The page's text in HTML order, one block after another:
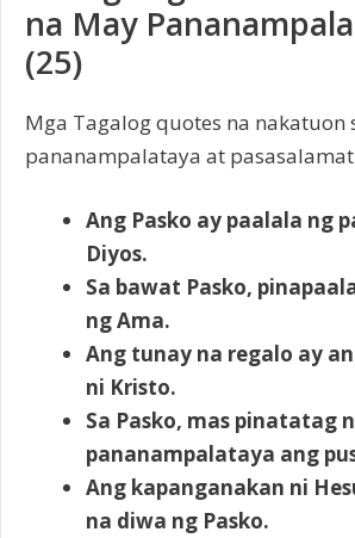
na May
(25)
Mga Tagalog quotes na nakatuon
pananampalataya at pasasalamat
Ang Pasko ay paalala ng
Diyos.
Sa bawat Pasko,
ng Ama.
Ang tunay na regalo ay
ni Kristo.
Sa Pasko, mas pinatatag
pananampalataya ang
Ang kapanganakan ni
na diwa ng Pasko.